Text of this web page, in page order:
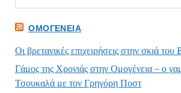
ΟΜΟΓΈΝΕΙΑ
Οι βρετανικές επιχειρήσεις στην σκιά
Γάμος της Χρονιάς στην Ομογένεια – ο
Τσουκαλά με τον Γρηγόρη Ποστ